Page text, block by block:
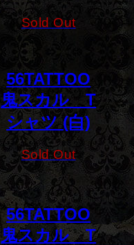
Sold Out
56TATTOO
鬼スカル T
シャツ (白)
Sold Out
56TATTOO
鬼スカル T